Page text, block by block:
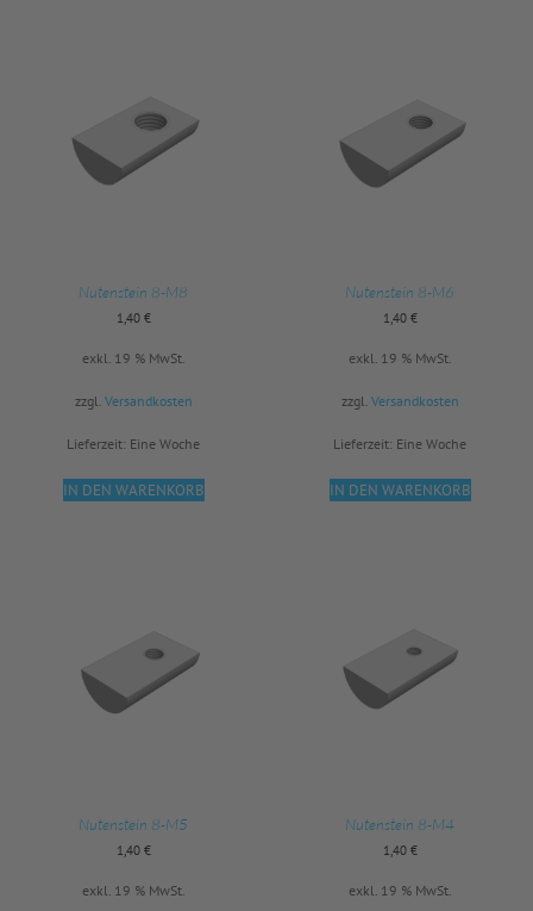
Nutenstein 8-M8
1,40 €
exkl. 19 % MwSt.
zzgl. Versandkosten
Lieferzeit: Eine Woche
IN DEN WARENKORB
Nutenstein 8-M6
1,40 €
exkl. 19 % MwSt.
zzgl. Versandkosten
Lieferzeit: Eine Woche
IN DEN WARENKORB
Nutenstein 8-M5
1,40 €
exkl. 19 % MwSt.
Nutenstein 8-M4
1,40 €
exkl. 19 % MwSt.